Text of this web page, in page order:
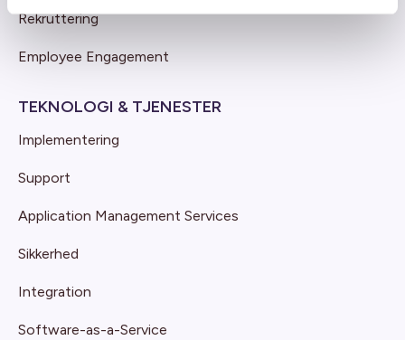
Rekruttering
Employee Engagement
TEKNOLOGI & TJENESTER
Implementering
Support
Application Management Services
Sikkerhed
Integration
Software-as-a-Service